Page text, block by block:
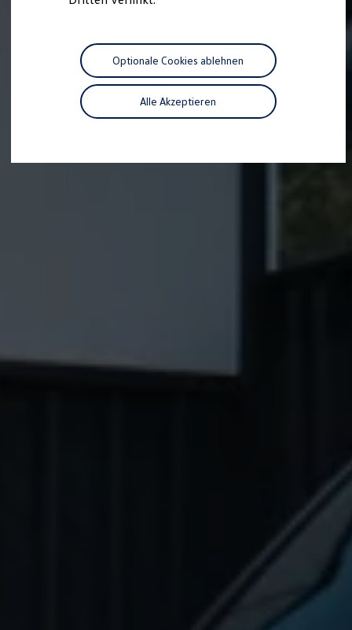
California Reisen & Erlebnisse
California App
California Lifestyle & Zubehör
Übernachten im California
Unternehmen
Karriere im Autohaus
Alle Akzeptieren
Optionale Cookies ablehnen